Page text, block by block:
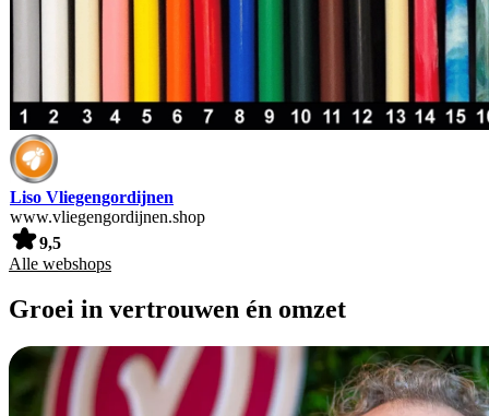
Liso Vliegengordijnen
www.vliegengordijnen.shop
9,5
Alle webshops
Groei in vertrouwen én omzet